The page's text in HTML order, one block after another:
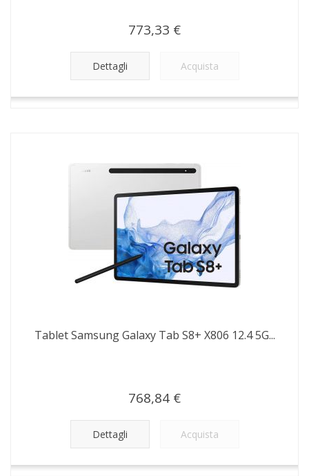
773,33 €
Dettagli Acquista
Tablet Samsung Galaxy Tab S8+ X806 12.4 5G...
768,84 €
Dettagli Acquista